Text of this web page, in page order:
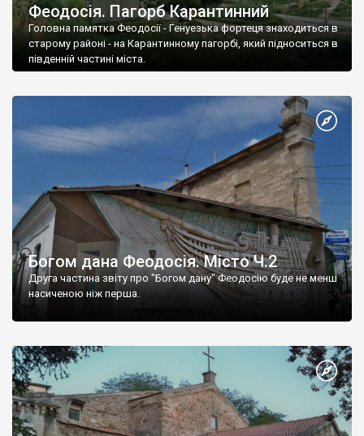
Феодосія. Пагорб Карантинний
Головна памятка Феодосії - Генуезька фортеця знаходиться в
старому районі - на Карантинному пагорбі, який підноситься в
південній частині міста.
Богом дана Феодосія. Місто Ч.2
Друга частина звіту про "Богом дану" Феодосію буде не менш
насиченою ніж перша.